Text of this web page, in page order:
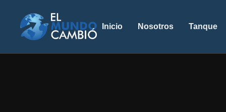
Inicio Nosotros Tanque